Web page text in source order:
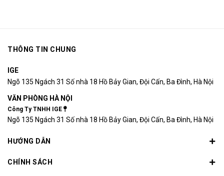
THÔNG TIN CHUNG
IGE
Ngõ 135 Ngách 31 Số nhà 18 Hồ Bảy Gian, Đội Cấn, Ba Đình, Hà Nội
VĂN PHÒNG HÀ NỘI
Công Ty TNHH IGE
Ngõ 135 Ngách 31 Số nhà 18 Hồ Bảy Gian, Đội Cấn, Ba Đình, Hà Nội
HƯỚNG DẪN
CHÍNH SÁCH